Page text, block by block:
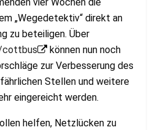
vier Wochen die
„Wegedetektiv“ direkt an
zu beteiligen. Über
cottbus
können nun noch
zur Verbesserung des
Stellen und weitere
eingereicht werden.
helfen, Netzlücken zu